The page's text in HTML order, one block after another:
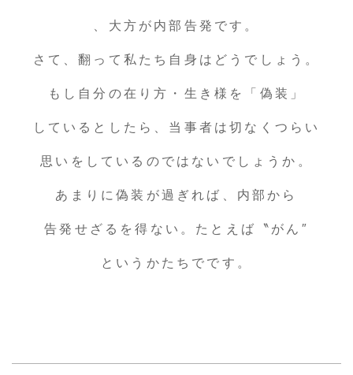
、大方が内部告発です。
さて、翻って私たち自身はどうでしょう。
もし自分の在り方・生き様を「偽装」
しているとしたら、当事者は切なくつらい
思いをしているのではないでしょうか。
あまりに偽装が過ぎれば、内部から
告発せざるを得ない。たとえば〝がん″
というかたちでです。